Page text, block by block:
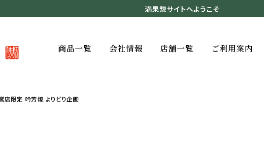
満果惣サイトへようこそ
商品一覧 会社情報 店舗一覧 ご利用案内
店限定 吟芳焼 よりどり企画